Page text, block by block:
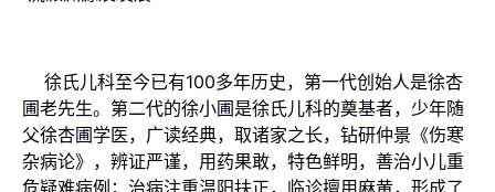
徐氏儿科至今已有100多年历史，第一代创始人是徐杏
圃老先生。第二代的徐小圃是徐氏儿科的奠基者，少年随
父徐杏圃学医，广读经典，取诸家之长，钻研仲景《伤寒
杂病论》，辨证严谨，用药果敢，特色鲜明，善治小儿重
危疑难病例；治病注重温阳扶正，临诊擅用麻黄，形成了